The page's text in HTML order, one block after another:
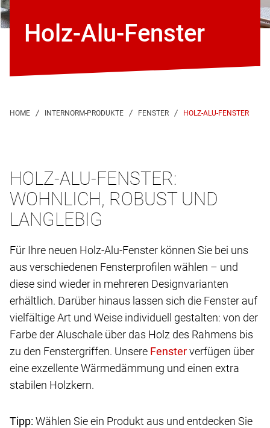
Holz-Alu-Fenster
HOLZ-ALU-FENSTER
HOLZ-ALU-FENSTER:
WOHNLICH, ROBUST UND
LANGLEBIG
Für Ihre neuen Holz-Alu-Fenster können Sie bei uns
aus verschiedenen Fensterprofilen wählen – und
diese sind wieder in mehreren Designvarianten
erhältlich. Darüber hinaus lassen sich die Fenster auf
vielfältige Art und Weise individuell gestalten: von der
Farbe der Aluschale über das Holz des Rahmens bis
zu den Fenstergriffen. Unsere
verfügen über
eine exzellente Wärmedämmung und einen extra
stabilen Holzkern.
Tipp: Wählen Sie ein Produkt aus und entdecken Sie